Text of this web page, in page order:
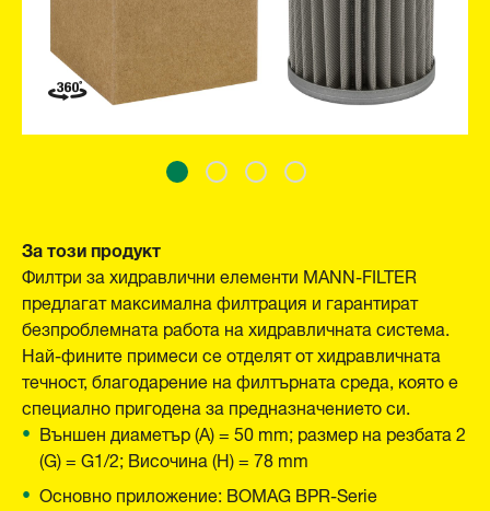
За този продукт
Филтри за хидравлични елементи MANN-FILTER
предлагат максимална филтрация и гарантират
безпроблемната работа на хидравличната система.
Най-фините примеси се отделят от хидравличната
течност, благодарение на филтърната среда, която е
специално пригодена за предназначението си.
Външен диаметър (A) = 50 mm; размер на резбата 2
(G) = G1/2; Височина (H) = 78 mm
Основно приложение: BOMAG BPR-Serie